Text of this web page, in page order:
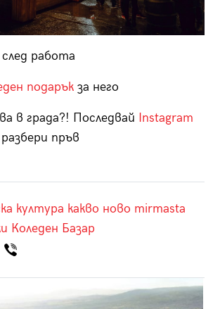
след работа
подаръкза него
в града?! Последвай Instagram
пръв
култура какво ново mirmasta
Коледен Базар